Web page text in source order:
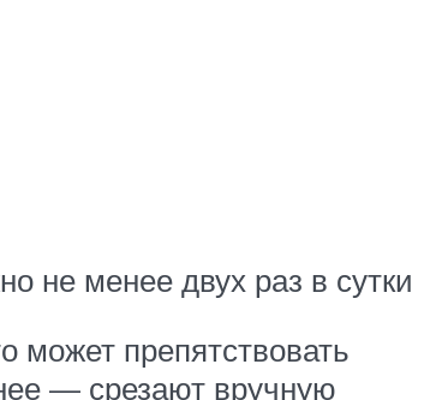
не менее двух раз в сутки
может препятствовать
— срезают вручную